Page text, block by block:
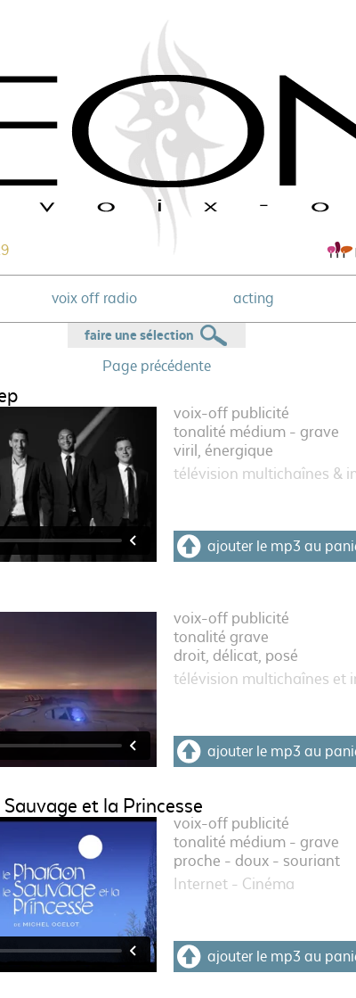
voix off radio acting
faire une sélection
Page précédente
voix-off publicité
tonalité médium - grave
viril, énergique
télévision multichaînes &
ajouter le mp3 au
voix-off publicité
tonalité grave
droit, délicat, posé
télévision multichaînes et
ajouter le mp3 au
et la Princesse
voix-off publicité
tonalité médium - grave
proche - doux - souriant
Internet - Cinéma
ajouter le mp3 au